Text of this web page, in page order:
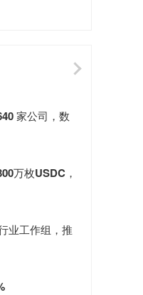
家公司，数
万枚USDC，
业工作组，推